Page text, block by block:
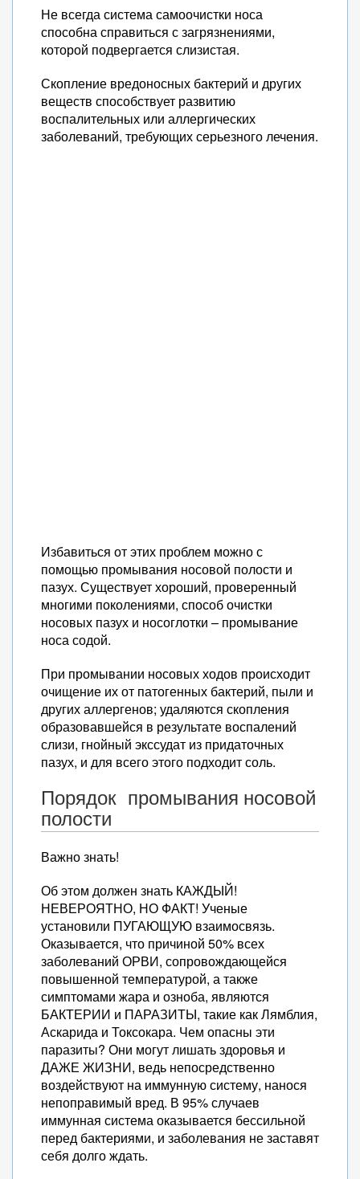
Не всегда система самоочистки носа
способна справиться с загрязнениями,
которой подвергается слизистая.
Скопление вредоносных бактерий и других
веществ способствует развитию
воспалительных или аллергических
заболеваний, требующих серьезного лечения.
Избавиться от этих проблем можно с
помощью промывания носовой полости и
пазух. Существует хороший, проверенный
многими поколениями, способ очистки
носовых пазух и носоглотки – промывание
носа содой.
При промывании носовых ходов происходит
очищение их от патогенных бактерий, пыли и
других аллергенов; удаляются скопления
образовавшейся в результате воспалений
слизи, гнойный экссудат из придаточных
пазух, и для всего этого подходит соль.
Порядок промывания носовой
полости
Важно знать!
Об этом должен знать КАЖДЫЙ!
НЕВЕРОЯТНО, НО ФАКТ! Ученые
установили ПУГАЮЩУЮ взаимосвязь.
Оказывается, что причиной 50% всех
заболеваний ОРВИ, сопровождающейся
повышенной температурой, а также
симптомами жара и озноба, являются
БАКТЕРИИ и ПАРАЗИТЫ, такие как Лямблия,
Аскарида и Токсокара. Чем опасны эти
паразиты? Они могут лишать здоровья и
ДАЖЕ ЖИЗНИ, ведь непосредственно
воздействуют на иммунную систему, нанося
непоправимый вред. В 95% случаев
иммунная система оказывается бессильной
перед бактериями, и заболевания не заставят
себя долго ждать.